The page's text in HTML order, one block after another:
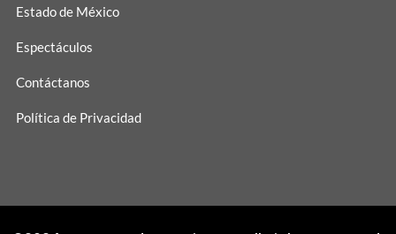
Estado de México
Espectáculos
Contáctanos
Política de Privacidad